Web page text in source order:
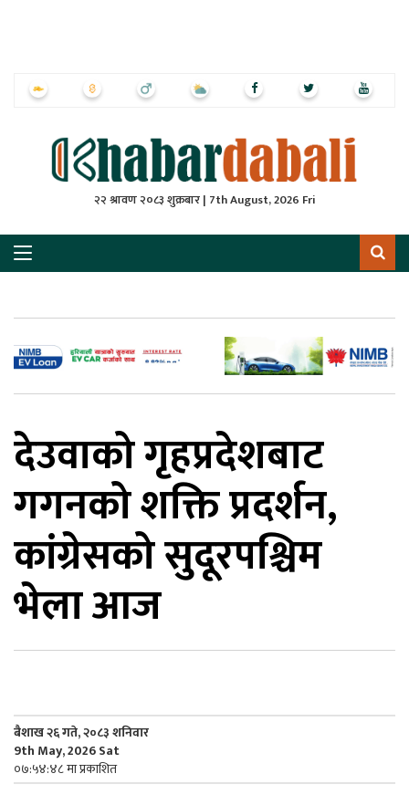
२२ श्रावण २०८३ शुक्रबार | 7th August, 2026 Fri
देउवाको गृहप्रदेशबाट
गगनको शक्ति प्रदर्शन,
कांग्रेसको सुदूरपश्चिम
भेला आज
बैशाख २६ गते, २०८३ शनिवार
9th May, 2026 Sat
०७:५४:४८ मा प्रकाशित